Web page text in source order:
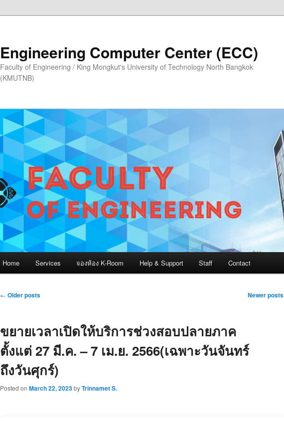
Engineering Computer Center (ECC)
Faculty of Engineering / King Mongkut's University of Technology North Bangkok
(KMUTNB)
Home Services จองห้อง K-Room Help & Support Staff Contact
Post
← Older posts Newer posts
ขยายเวลาเปิดให้บริการช่วงสอบปลายภาค
ตั้งแต่ 27 มี.ค. – 7 เม.ย. 2566(เฉพาะวันจันทร์
ถึงวันศุกร์)
Posted on March 22, 2023byTrinnamet S.